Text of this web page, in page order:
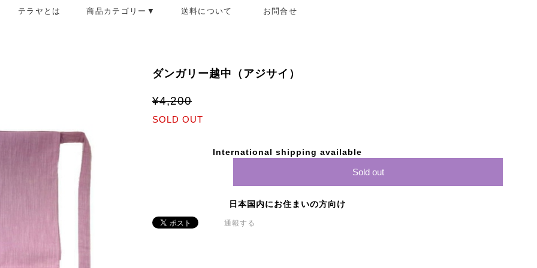
テラヤとは 商品カテゴリー▼ 送料について お問合せ
ダンガリー越中（アジサイ）
¥4,200
SOLD OUT
International shipping available
Sold out
日本国内にお住まいの方向け
通報する